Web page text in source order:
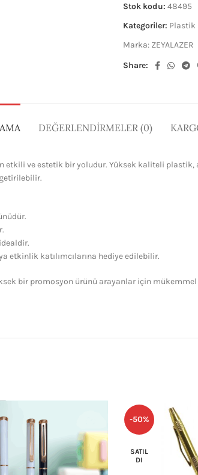
Stok kodu: 48495
Kategoriler: Plastik
Marka: ZEYALAZER
Share:
DEĞERLENDIRMELER (0)
etkili ve estetik bir yoludur. Yüksek kaliteli
etkinlik katılımcılarına hediye edilebilir.
bir promosyon ürünü arayanlar için
-50%
SATIL
DI